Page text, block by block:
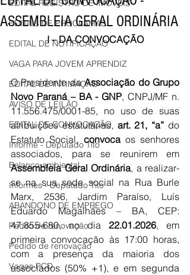
EDITAL REGISTRO DE IMÓVEIS
EDITAIS DE PROCLAMAS
EDITAL DE NOTIFICAÇÃO
VAGA PARA JOVEM APRENDIZ
EDITAL DE INTIMAÇÃO
AVISO DE LEILÃO
EDITAL DE CONVOCAÇÃO
Informe - Deputado Tito
Balanço ambiental
Informes - Deputado Tito
ABANDONO DE EMPREGO
Pedito de renovação
Pedido de renovação
Vagas PCD
ASSEMBLEIA GERAL ORDINÁRIA
I – DA CONVOCAÇÃO
O Presidente da Associação do Grupo
Novo Paraná – BA - GNP, CNPJ/MF n.
11.556.475/0001-85, no uso de suas
atribuições estatutárias, art. 21, “a” do
Estatuto Social, convoca os senhores
Assembleia Geral Ordinária, a realizar-
se na sua sede social na Rua Burle
Marx, 2536, Jardim Paraíso, Luís
Eduardo Magalhães – BA, CEP:
47.855-680, no dia 22.01.2026, em
primeira convocação às 17:00 horas,
com a presença da maioria dos
associados (50% +1), e em segunda